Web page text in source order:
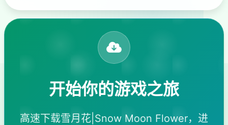
开始你的游戏之旅
高速下载雪月花|Snow Moon Flower，进